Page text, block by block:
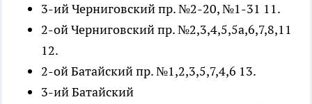
3-ий Черниговский пр. №2-20, №1-31 11.
2-ой Черниговский пр. №2,3,4,5,5а,6,7,8,11
12.
2-ой Батайский пр. №1,2,3,5,7,4,6 13.
3-ий Батайский